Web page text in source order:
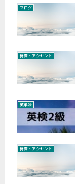
ブログ
発音・アクセント
英単語
発音・アクセント